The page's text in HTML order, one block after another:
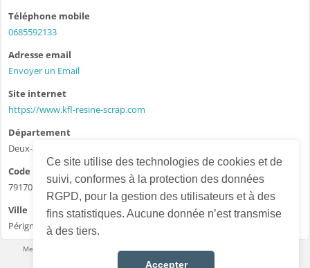
Ce site utilise des technologies de cookies et de
suivi, conformes à la protection des données
RGPD, pour la gestion des utilisateurs et à des
fins statistiques. Aucune donnée n’est transmise
à des tiers.
Accepter
Téléphone mobile
0685592133
Adresse email
Envoyer un Email
Site internet
https://www.kfl-resine-scrap.com
Département
Deux-Sèvres - 79
Code postal
79170
Ville
Périgné
Mentions légales Conditions d’utilisation·Données personnelles